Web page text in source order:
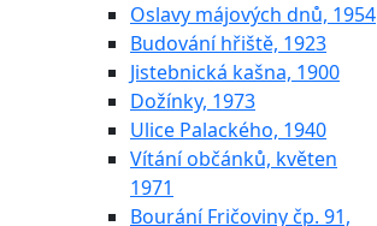
Oslavy májových dnů, 1954
Budování hřiště, 1923
Jistebnická kašna, 1900
Dožínky, 1973
Ulice Palackého, 1940
Vítání občánků, květen
1971
Bourání Fričoviny čp. 91,